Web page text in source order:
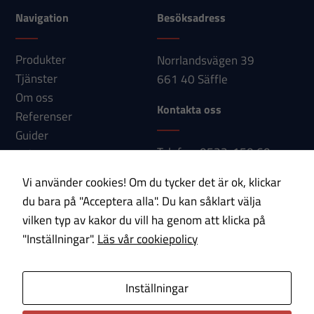
Navigation
Produkter
Tjänster
Om oss
Referenser
Guider
Nyheter
Kontakt
Besöksadress
Norrlandsvägen 39
661 40 Säffle
Kontakta oss
Telefon: 0533-150 60
info@paab.com
Prenumerera på vårt nyhetsbrev!
E-post
Vi använder cookies! Om du tycker det är ok, klickar
du bara på "Acceptera alla". Du kan såklart välja
vilken typ av kakor du vill ha genom att klicka på
"Inställningar". Läs vår cookiepolicy
Inställningar
förbättra
funktionalitet
och
baserat på
hemsidan
Upplevelse
För att vår
bra som